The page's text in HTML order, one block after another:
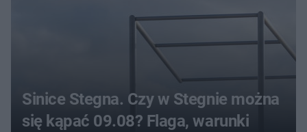
Sinice Stegna. Czy w Stegnie można
się kąpać 09.08? Flaga, warunki